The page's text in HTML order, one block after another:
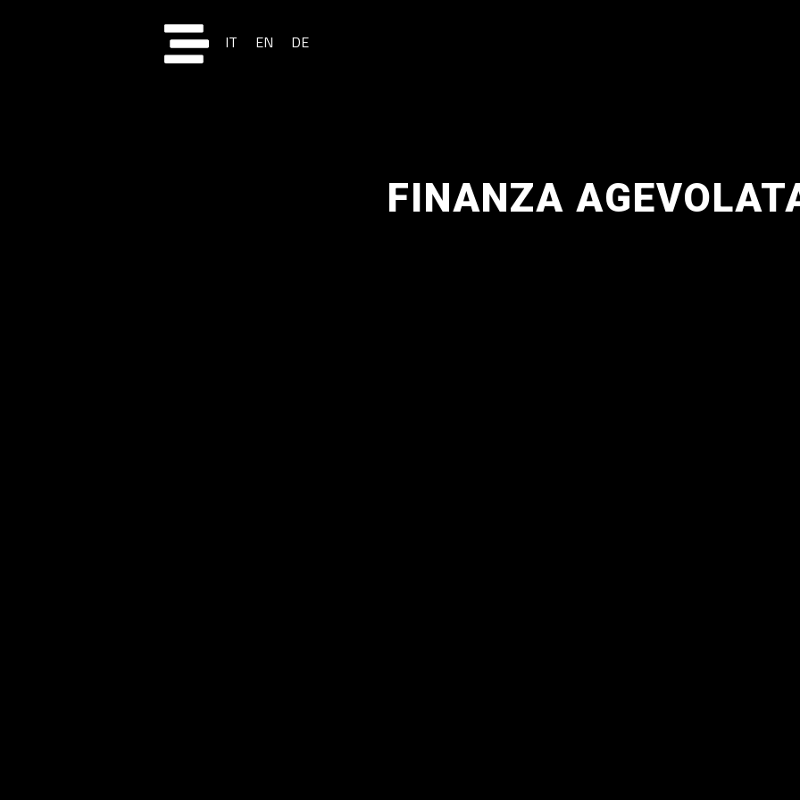
IT EN DE
FINANZA